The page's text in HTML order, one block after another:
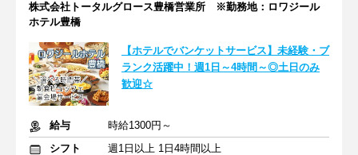
株式会社トータルグロース豊橋営業所 ※勤務地：ロワジール
ホテル豊橋
【ホテルでバンケットサービス】未経験・ブ
ランク活躍中！週1日～4時間～◎土日のみ
歓迎☆
給与
時給1300円～
シフト
週1日以上 1日4時間以上